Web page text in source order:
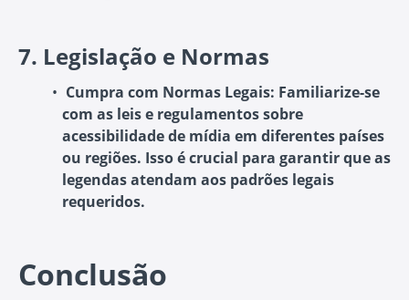
7. Legislação e Normas
Cumpra com Normas Legais: Familiarize-se
com as leis e regulamentos sobre
acessibilidade de mídia em diferentes países
ou regiões. Isso é crucial para garantir que as
legendas atendam aos padrões legais
requeridos.
Conclusão